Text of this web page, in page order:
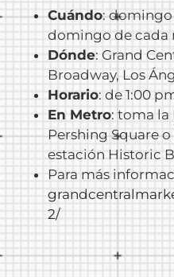
Cuándo:
domingo de cada
Dónde: Grand
Broadway, Los
Horario: de 1:00
En Metro: toma la
Pershing Square
estación Historic
Para más
2/